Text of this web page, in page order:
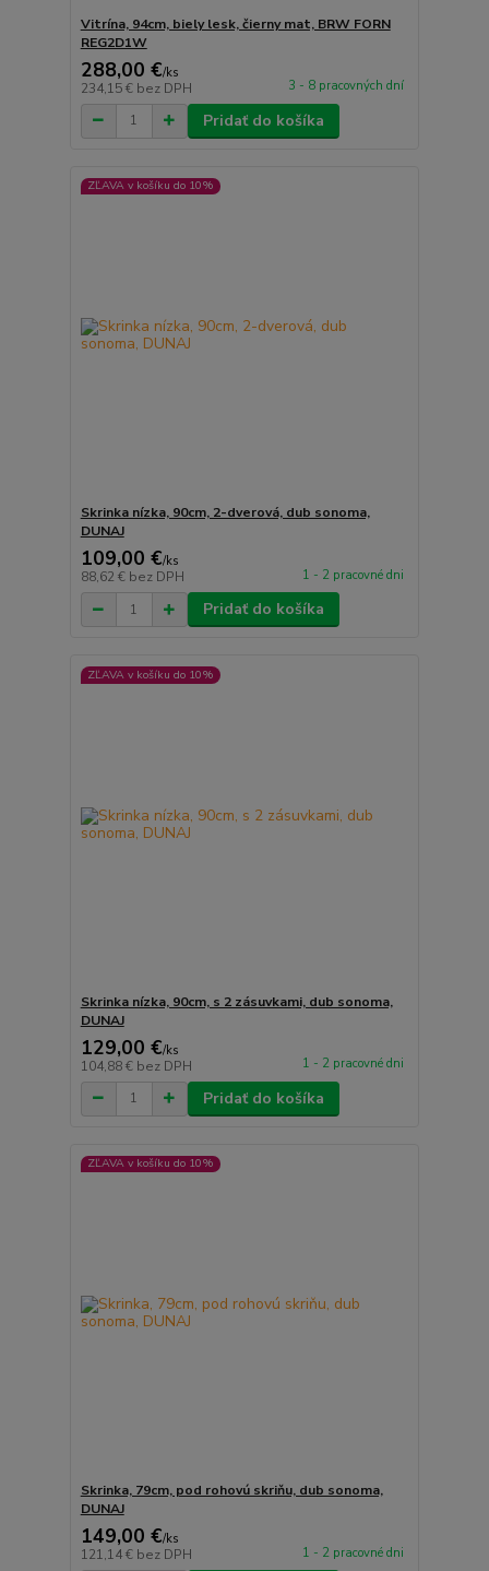
Vitrína, 94cm, biely lesk, čierny mat, BRW FORN
REG2D1W
288,00 €/ks
234,15 € bez DPH 3 - 8 pracovných dní
Pridať do košíka
ZĽAVA v košíku do 10%
Skrinka nízka, 90cm, 2-dverová, dub sonoma,
DUNAJ
109,00 €/ks
88,62 € bez DPH 1 - 2 pracovné dni
Pridať do košíka
ZĽAVA v košíku do 10%
Skrinka nízka, 90cm, s 2 zásuvkami, dub sonoma,
DUNAJ
129,00 €/ks
104,88 € bez DPH 1 - 2 pracovné dni
Pridať do košíka
ZĽAVA v košíku do 10%
Skrinka, 79cm, pod rohovú skriňu, dub sonoma,
DUNAJ
149,00 €/ks
121,14 € bez DPH 1 - 2 pracovné dni